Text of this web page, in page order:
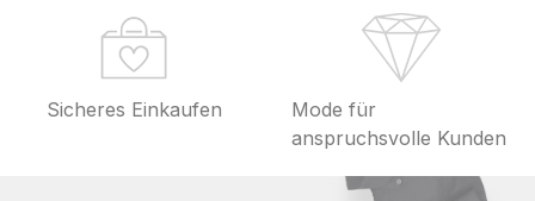
Sicheres Einkaufen
Mode für
anspruchsvolle Kunden